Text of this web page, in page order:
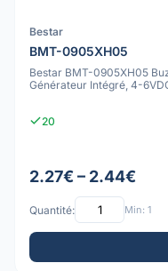
Bestar
BMT-0905XH05
Bestar BMT-0905XH05
Générateur Intégré, 4-
20
2.27€ – 2.44€
Quantité: Min: 1